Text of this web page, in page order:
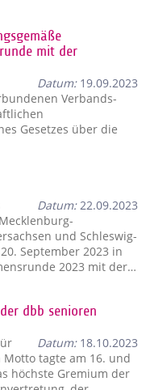
mit der
Datum:19.09.2023
Verbands-
Gesetzes über die
Datum:22.09.2023
und Schleswig-
September 2023 in
2023 mit der…
dbb senioren
Datum:18.10.2023
Motto tagte am 16. und
höchste Gremium der